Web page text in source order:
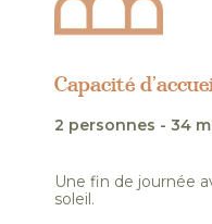
Capacité
2 personnes - 34
Une fin de journée
soleil.